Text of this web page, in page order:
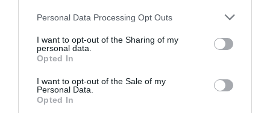
Personal Data Processing Opt Outs
I want to opt-out of the Sharing of my
personal data.
Opted In
I want to opt-out of the Sale of my
Personal Data.
Opted In
Ακολουθήστε το Culturenow.gr
Δημοφιλή Άρθρα